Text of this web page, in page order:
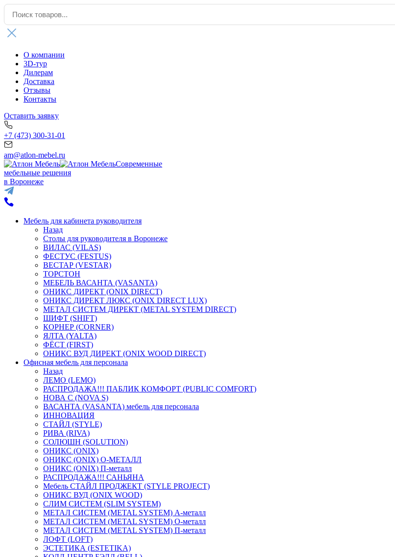
О компании
3D-тур
Дилерам
Доставка
Отзывы
Контакты
Оставить заявку
+7 (473) 300-31-01
am@atlon-mebel.ru
Современные
мебельные решения
в Воронеже
Мебель для кабинета руководителя
Назад
Столы для руководителя в Воронеже
ВИЛАС (VILAS)
ФЕСТУС (FESTUS)
ВЕСТАР (VESTAR)
ТОРСТОН
МЕБЕЛЬ ВАСАНТА (VASANTA)
ОНИКС ДИРЕКТ (ONIX DIRECT)
ОНИКС ДИРЕКТ ЛЮКС (ONIX DIRECT LUX)
МЕТАЛ СИСТЕМ ДИРЕКТ (METAL SYSTEM DIRECT)
ШИФТ (SHIFT)
КОРНЕР (CORNER)
ЯЛТА (YALTA)
ФЁСТ (FIRST)
ОНИКС ВУД ДИРЕКТ (ONIX WOOD DIRECT)
Офисная мебель для персонала
Назад
ЛЕМО (LEMO)
РАСПРОДАЖА!!! ПАБЛИК КОМФОРТ (PUBLIC COMFORT)
НОВА С (NOVA S)
ВАСАНТА (VASANTA) мебель для персонала
ИННОВАЦИЯ
СТАЙЛ (STYLE)
РИВА (RIVA)
СОЛЮШН (SOLUTION)
ОНИКС (ONIX)
ОНИКС (ONIX) O-МЕТАЛЛ
ОНИКС (ONIX) П-металл
РАСПРОДАЖА!!! САНЬЯНА
Мебель СТАЙЛ ПРОДЖЕКТ (STYLE PROJECT)
ОНИКС ВУД (ONIX WOOD)
СЛИМ СИСТЕМ (SLIM SYSTEM)
МЕТАЛ СИСТЕМ (METAL SYSTEM) А-металл
МЕТАЛ СИСТЕМ (METAL SYSTEM) О-металл
МЕТАЛ СИСТЕМ (METAL SYSTEM) П-металл
ЛОФТ (LOFT)
ЭСТЕТИКА (ESTETIKA)